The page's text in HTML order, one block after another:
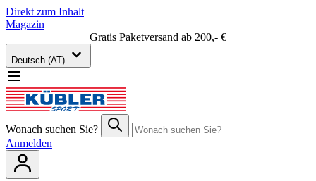
Direkt zum Inhalt
Magazin
Gratis Paketversand ab 200,- €
Deutsch (AT)
Wonach suchen Sie?
Anmelden